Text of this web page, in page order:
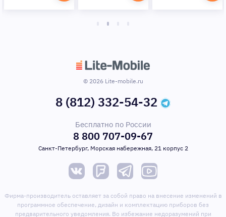
© 2026 Lite-mobile.ru
8 (812) 332-54-32
Бесплатно по России
8 800 707-09-67
Санкт-Петербург, Морская набережная, 21 корпус 2
Фирма-производитель оставляет за собой право на внесение изменений в
программное обеспечение, дизайн и комплектацию приборов без
предварительного уведомления. Во избежание недоразумений при